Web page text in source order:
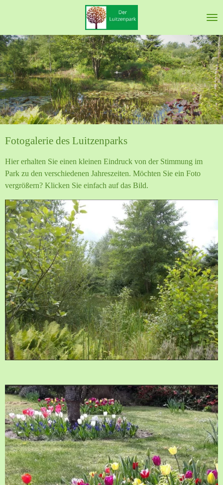
naar
de
hoofdinhoud
Fotogalerie des Luitzenparks
Hier erhalten Sie einen kleinen Eindruck von der Stimmung im
Park zu den verschiedenen Jahreszeiten. Möchten Sie ein Foto
vergrößern? Klicken Sie einfach auf das Bild.